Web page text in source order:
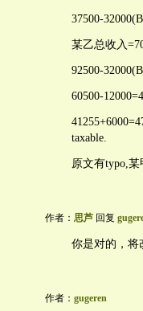
37500-
某乙总收入
92500-
60500-
taxable.
原文有typo,某
作者： 思芦 回复
你是对的，将
作者： gugeren